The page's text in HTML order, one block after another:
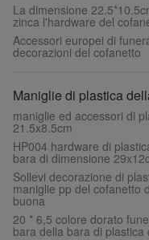
La dimensione
zinca l'hardware del
Accessori europei di
decorazioni del cofanetto
Maniglie di plastica
maniglie ed accessori di
21.5x8.5cm
HP004 hardware di
bara di dimensione
Sollevi decorazione di
maniglie pp del cofanetto
buona
20 * 6,5 colore dorato
bara della bara di plastica